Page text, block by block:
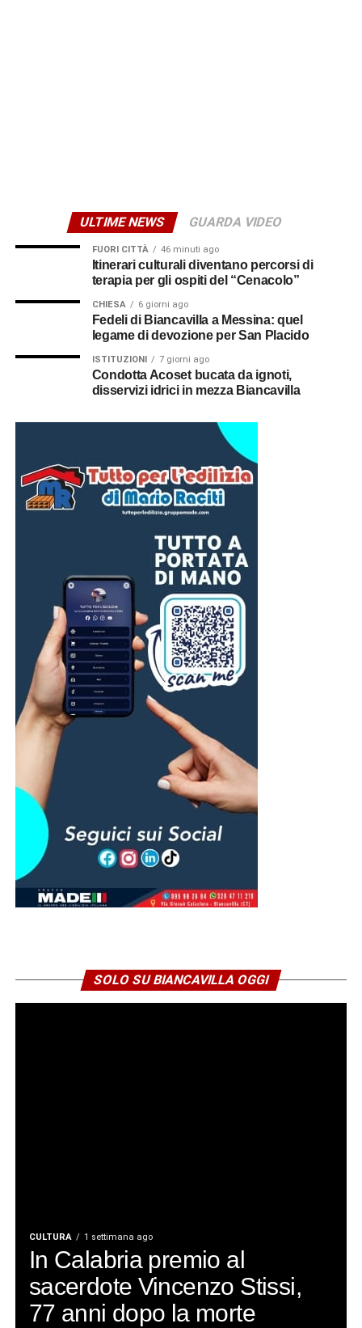
Alfio Mannino, segretario generale della Cgil Sicilia. A
moderare il confronto sarà Nino Benina.
© RIPRODUZIONE RISERVATA
ULTIME NEWS GUARDA VIDEO
FUORI CITTÀ 46 minuti ago
Itinerari culturali diventano percorsi di
terapia per gli ospiti del “Cenacolo”
CHIESA 6 giorni ago
Fedeli di Biancavilla a Messina: quel
legame di devozione per San Placido
ISTITUZIONI 7 giorni ago
Condotta Acoset bucata da ignoti,
disservizi idrici in mezza Biancavilla
SOLO SU BIANCAVILLA OGGI
CULTURA 1 settimana ago
In Calabria premio al
sacerdote Vincenzo Stissi,
77 anni dopo la morte